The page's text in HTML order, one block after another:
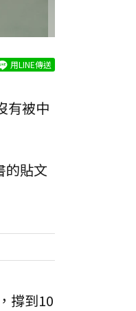
用LINE傳送
有被中
的貼文
撐到10